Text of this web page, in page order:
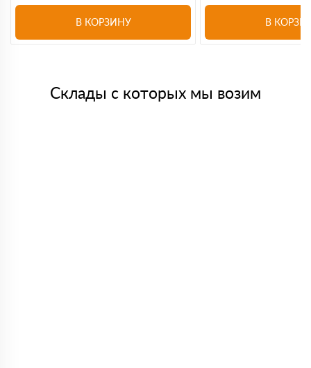
В КОРЗИНУ В
Склады с которых мы возим